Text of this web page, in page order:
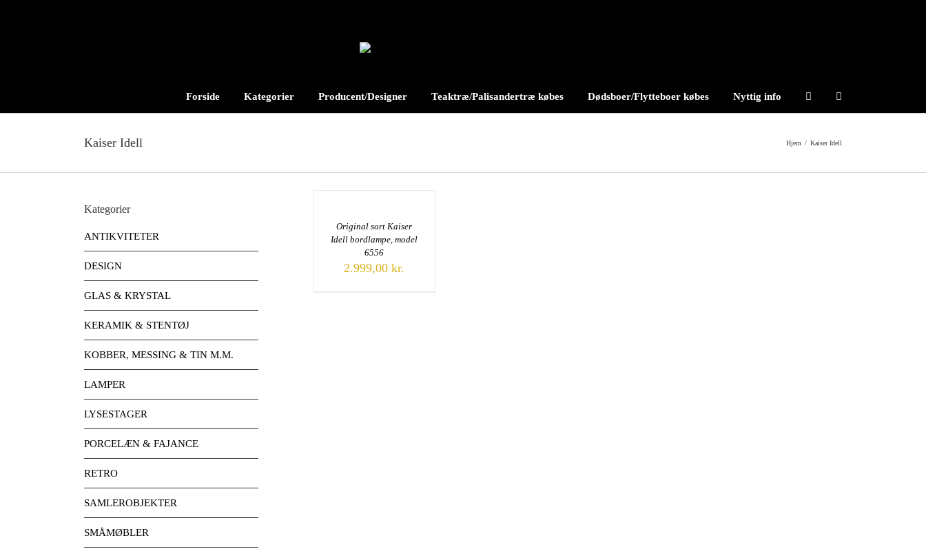
Forside Kategorier Producent/Designer Teaktræ/Palisandertræ købes Dødsboer/Flytteboer købes Nyttig info
Kaiser Idell Hjem / Kaiser Idell
Original sort Kaiser
Idell bordlampe, model
6556
2.999,00kr.
Kategorier
ANTIKVITETER
DESIGN
GLAS & KRYSTAL
KERAMIK & STENTØJ
KOBBER, MESSING & TIN M.M.
LAMPER
LYSESTAGER
PORCELÆN & FAJANCE
RETRO
SAMLEROBJEKTER
SMÅMØBLER